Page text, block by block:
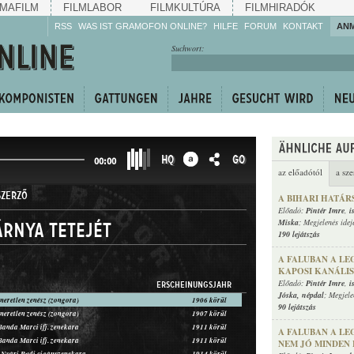
MAFILM FILMLABOR FILMKULTÚRA FILMHIRADÓK
RSS WAS IST GRAMOFON ONLINE? HILFE
Machen Sie mit!
weiter!
FORUM KONTAKT
Suchwort:
az előadótól a
A BIHARI
Előadó: Pintér Imre,
Miska; Megjelenés
190 lejátszás
A FALUBAN A
KAPOSI KANÁLIS
Előadó: Pintér Imre,
Jóska, népdal;
90 lejátszás
A FALUBAN A
NEM JÓ MINDEN
00:00 HQ GO
tetejét
ERSCHEINUNGSJAHR
zenész (zongora)
1906 körül
zenész (zongora)
1907 körül
Marci ifj. zenekara
1911 körül
Marci ifj. zenekara
1911 körül